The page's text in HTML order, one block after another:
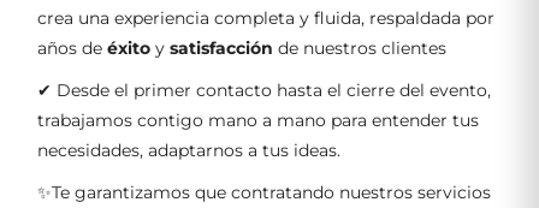
crea una experiencia completa y fluida, respaldada por
años de éxito y satisfacción de nuestros clientes
✔ Desde el primer contacto hasta el cierre del evento,
trabajamos contigo mano a mano para entender tus
necesidades, adaptarnos a tus ideas.
✨Te garantizamos que contratando nuestros servicios